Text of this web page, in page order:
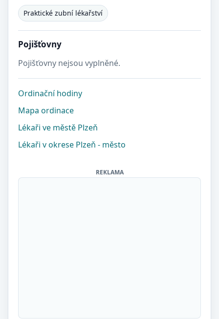
Praktické zubní lékařství
Pojišťovny
Pojišťovny nejsou vyplněné.
Ordinační hodiny
Mapa ordinace
Lékaři ve městě Plzeň
Lékaři v okrese Plzeň - město
REKLAMA